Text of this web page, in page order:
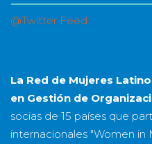
@Twitter Feed
La Red de Mujeres
en Gestión de
socias de 15 países que
internacionales "Women